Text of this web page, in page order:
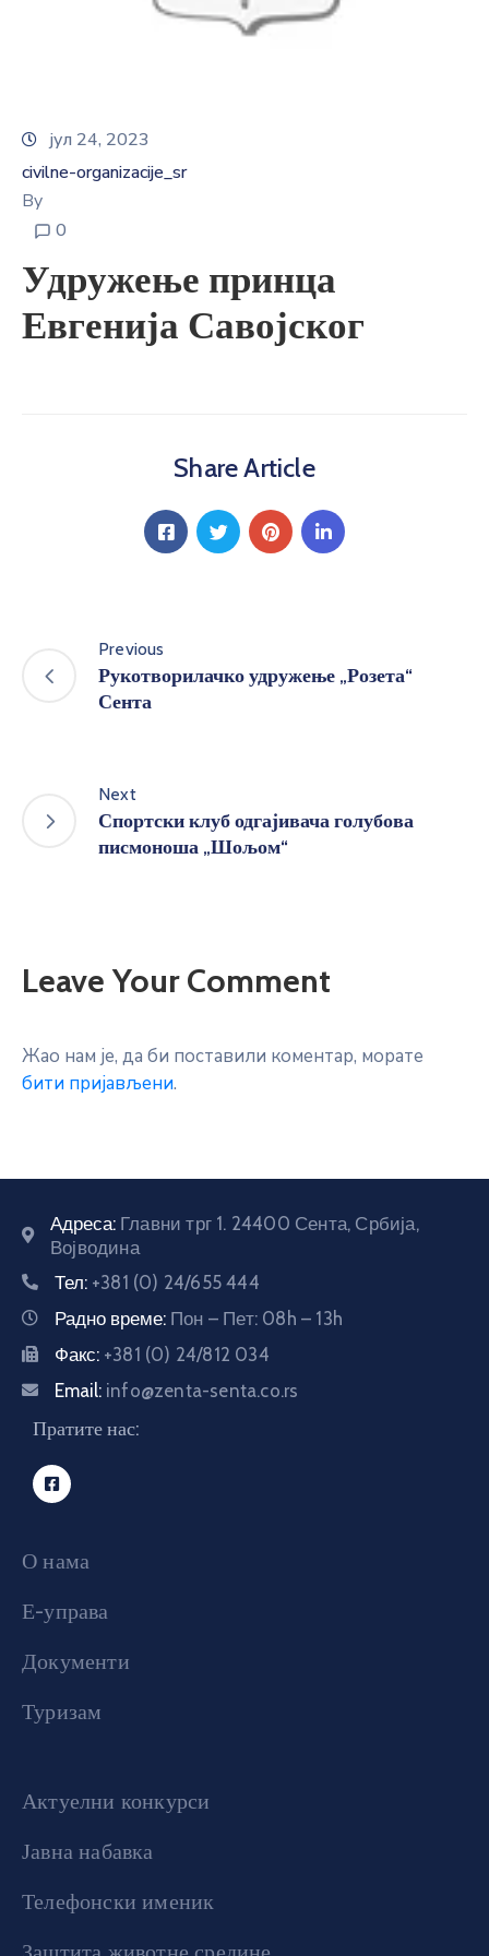
јул 24, 2023
civilne-organizacije_sr
By
0
Удружење принца
Евгенија Савојског
Share Article
Previous
Рукотворилачко удружење „Розета“
Сента
Next
Спортски клуб одгајивача голубова
писмоноша „Шољом“
Leave Your Comment
Жао нам је, да би поставили коментар, морате
бити пријављени.
Адреса: Главни трг 1. 24400 Сента, Србија,
Војводина
Тел: +381 (0) 24/655 444
Радно време: Пон – Пет: 08h – 13h
Факс: +381 (0) 24/812 034
Email: info@zenta-senta.co.rs
Пратите нас:
О нама
Е-управа
Документи
Туризам
Актуелни конкурси
Јавна набавка
Телефонски именик